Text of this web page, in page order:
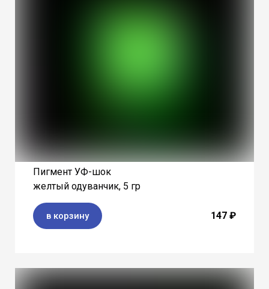
Пигмент УФ-шок
желтый одуванчик, 5 гр
в корзину 147 ₽